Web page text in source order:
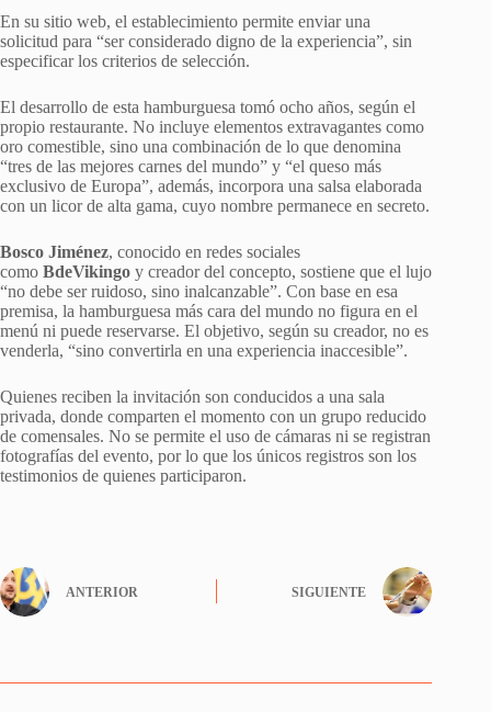
En su sitio web, el establecimiento permite enviar una
solicitud para “ser considerado digno de la experiencia”, sin
especificar los criterios de selección.
El desarrollo de esta hamburguesa tomó ocho años, según el
propio restaurante. No incluye elementos extravagantes como
oro comestible, sino una combinación de lo que denomina
“tres de las mejores carnes del mundo” y “el queso más
exclusivo de Europa”, además, incorpora una salsa elaborada
con un licor de alta gama, cuyo nombre permanece en secreto.
Bosco Jiménez, conocido en redes sociales
como BdeVikingo y creador del concepto, sostiene que el lujo
“no debe ser ruidoso, sino inalcanzable”. Con base en esa
premisa, la hamburguesa más cara del mundo no figura en el
menú ni puede reservarse. El objetivo, según su creador, no es
venderla, “sino convertirla en una experiencia inaccesible”.
Quienes reciben la invitación son conducidos a una sala
privada, donde comparten el momento con un grupo reducido
de comensales. No se permite el uso de cámaras ni se registran
fotografías del evento, por lo que los únicos registros son los
testimonios de quienes participaron.
ANTERIOR SIGUIENTE